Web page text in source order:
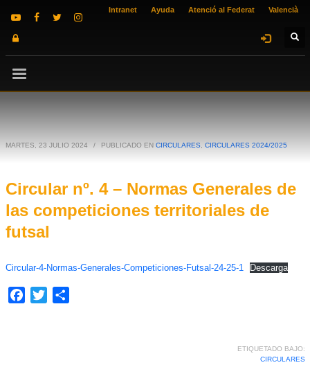
Intranet Ayuda Atenció al Federat Valencià
MARTES, 23 JULIO 2024 / PUBLICADO EN CIRCULARES CIRCULARES 2024/2025
Circular nº. 4 – Normas Generales de
las competiciones territoriales de
futsal
Circular-4-Normas-Generales-Competiciones-Futsal-24-25-1 Descarga
Facebook
Twitter
ETIQUETADO BAJO:
CIRCULARES